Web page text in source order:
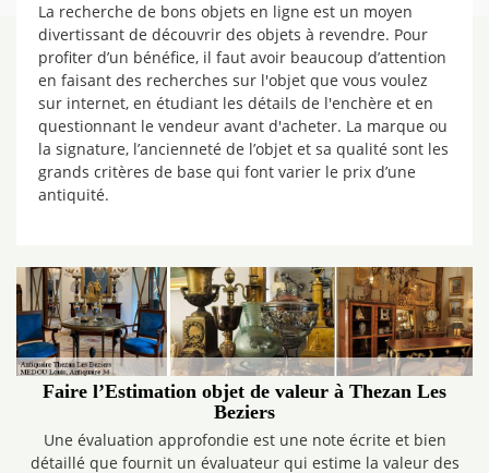
La recherche de bons objets en ligne est un moyen
divertissant de découvrir des objets à revendre. Pour
profiter d’un bénéfice, il faut avoir beaucoup d’attention
en faisant des recherches sur l'objet que vous voulez
sur internet, en étudiant les détails de l'enchère et en
questionnant le vendeur avant d'acheter. La marque ou
la signature, l’ancienneté de l’objet et sa qualité sont les
grands critères de base qui font varier le prix d’une
antiquité.
Faire l’Estimation objet de valeur à Thezan Les
Beziers
Une évaluation approfondie est une note écrite et bien
détaillé que fournit un évaluateur qui estime la valeur des